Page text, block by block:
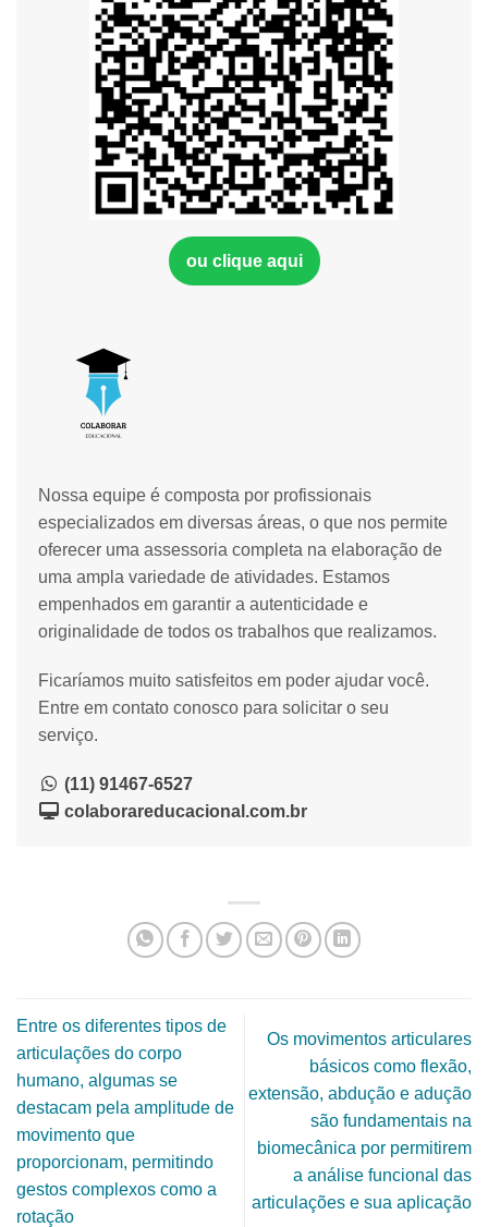
Nossa equipe é composta por profissionais
especializados em diversas áreas, o que nos permite
oferecer uma assessoria completa na elaboração de
uma ampla variedade de atividades. Estamos
empenhados em garantir a autenticidade e
originalidade de todos os trabalhos que realizamos.
Ficaríamos muito satisfeitos em poder ajudar você.
Entre em contato conosco para solicitar o seu
serviço.
(11) 91467-6527
colaborareducacional.com.br
ou clique aqui
Entre os diferentes tipos de
articulações do corpo
humano, algumas se
destacam pela amplitude de
movimento que
proporcionam, permitindo
gestos complexos como a
rotação
Os movimentos articulares
básicos como flexão,
extensão, abdução e adução
são fundamentais na
biomecânica por permitirem
a análise funcional das
articulações e sua aplicação